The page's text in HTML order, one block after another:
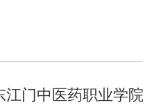
江门中医药职业学